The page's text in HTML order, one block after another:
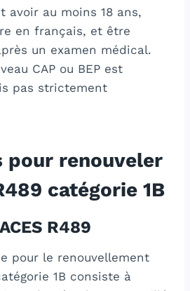
avoir au moins 18 ans,
en français, et être
un examen médical.
CAP ou BEP est
pas strictement
pour renouveler
catégorie 1B
R489
pour le renouvellement
1B consiste à